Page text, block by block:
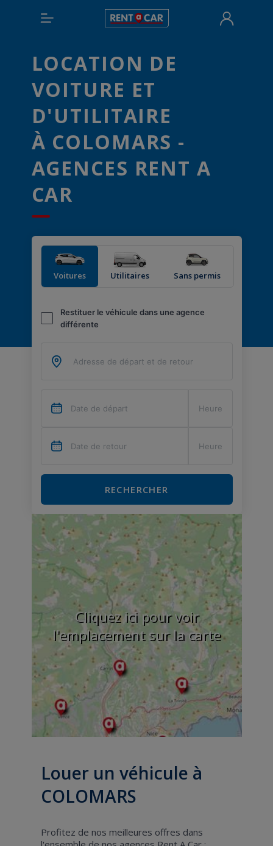
LOCATION DE
VOITURE ET
D'UTILITAIRE
À COLOMARS -
AGENCES RENT A
CAR
Voitures Utilitaires Sans permis
Restituer le véhicule dans une agence
différente
RECHERCHER
Cliquez ici pour voir
l'emplacement sur la carte
Louer un véhicule à
COLOMARS
Profitez de nos meilleures offres dans